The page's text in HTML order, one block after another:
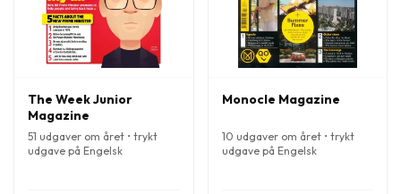
The Week Junior
Magazine
51 udgaver om året • trykt
udgave på Engelsk
Monocle Magazine
10 udgaver om året • trykt
udgave på Engelsk